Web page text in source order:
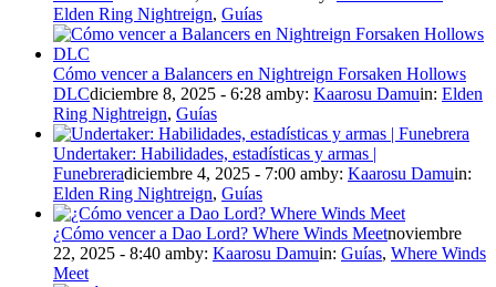
Elden Ring Nightreign, Guías
Cómo vencer a Balancers en Nightreign Forsaken Hollows
DLCdiciembre 8, 2025 - 6:28 amby: Kaarosu Damuin: Elden
Ring Nightreign, Guías
Undertaker: Habilidades, estadísticas y armas |
Funebreradiciembre 4, 2025 - 7:00 amby: Kaarosu Damuin:
Elden Ring Nightreign, Guías
¿Cómo vencer a Dao Lord? Where Winds Meetnoviembre
22, 2025 - 8:40 amby: Kaarosu Damuin: Guías, Where Winds
Meet